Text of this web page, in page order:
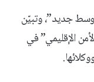
جديد”، وتبيّن
الإقليمي” في